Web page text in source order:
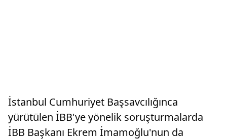
İstanbul Cumhuriyet Başsavcılığınca
yürütülen İBB'ye yönelik soruşturmalarda
İBB Başkanı Ekrem İmamoğlu'nun da